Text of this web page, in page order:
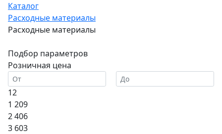
Каталог
Расходные материалы
Расходные материалы
Подбор параметров
Розничная цена
12
1 209
2 406
3 603